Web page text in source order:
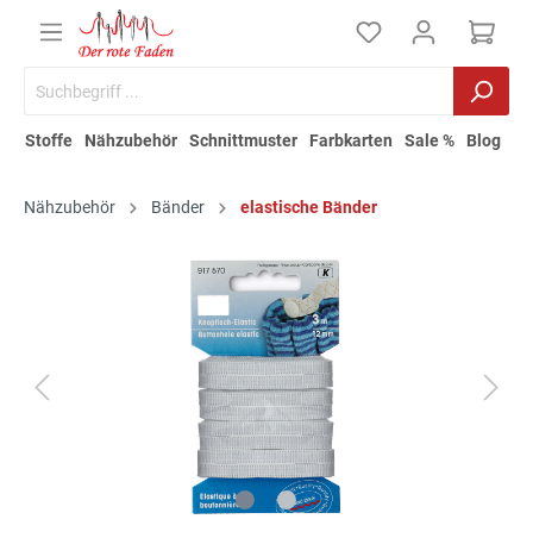
Stoffe Nähzubehör Schnittmuster Farbkarten Sale % Blog
Nähzubehör Bänder elastische Bänder